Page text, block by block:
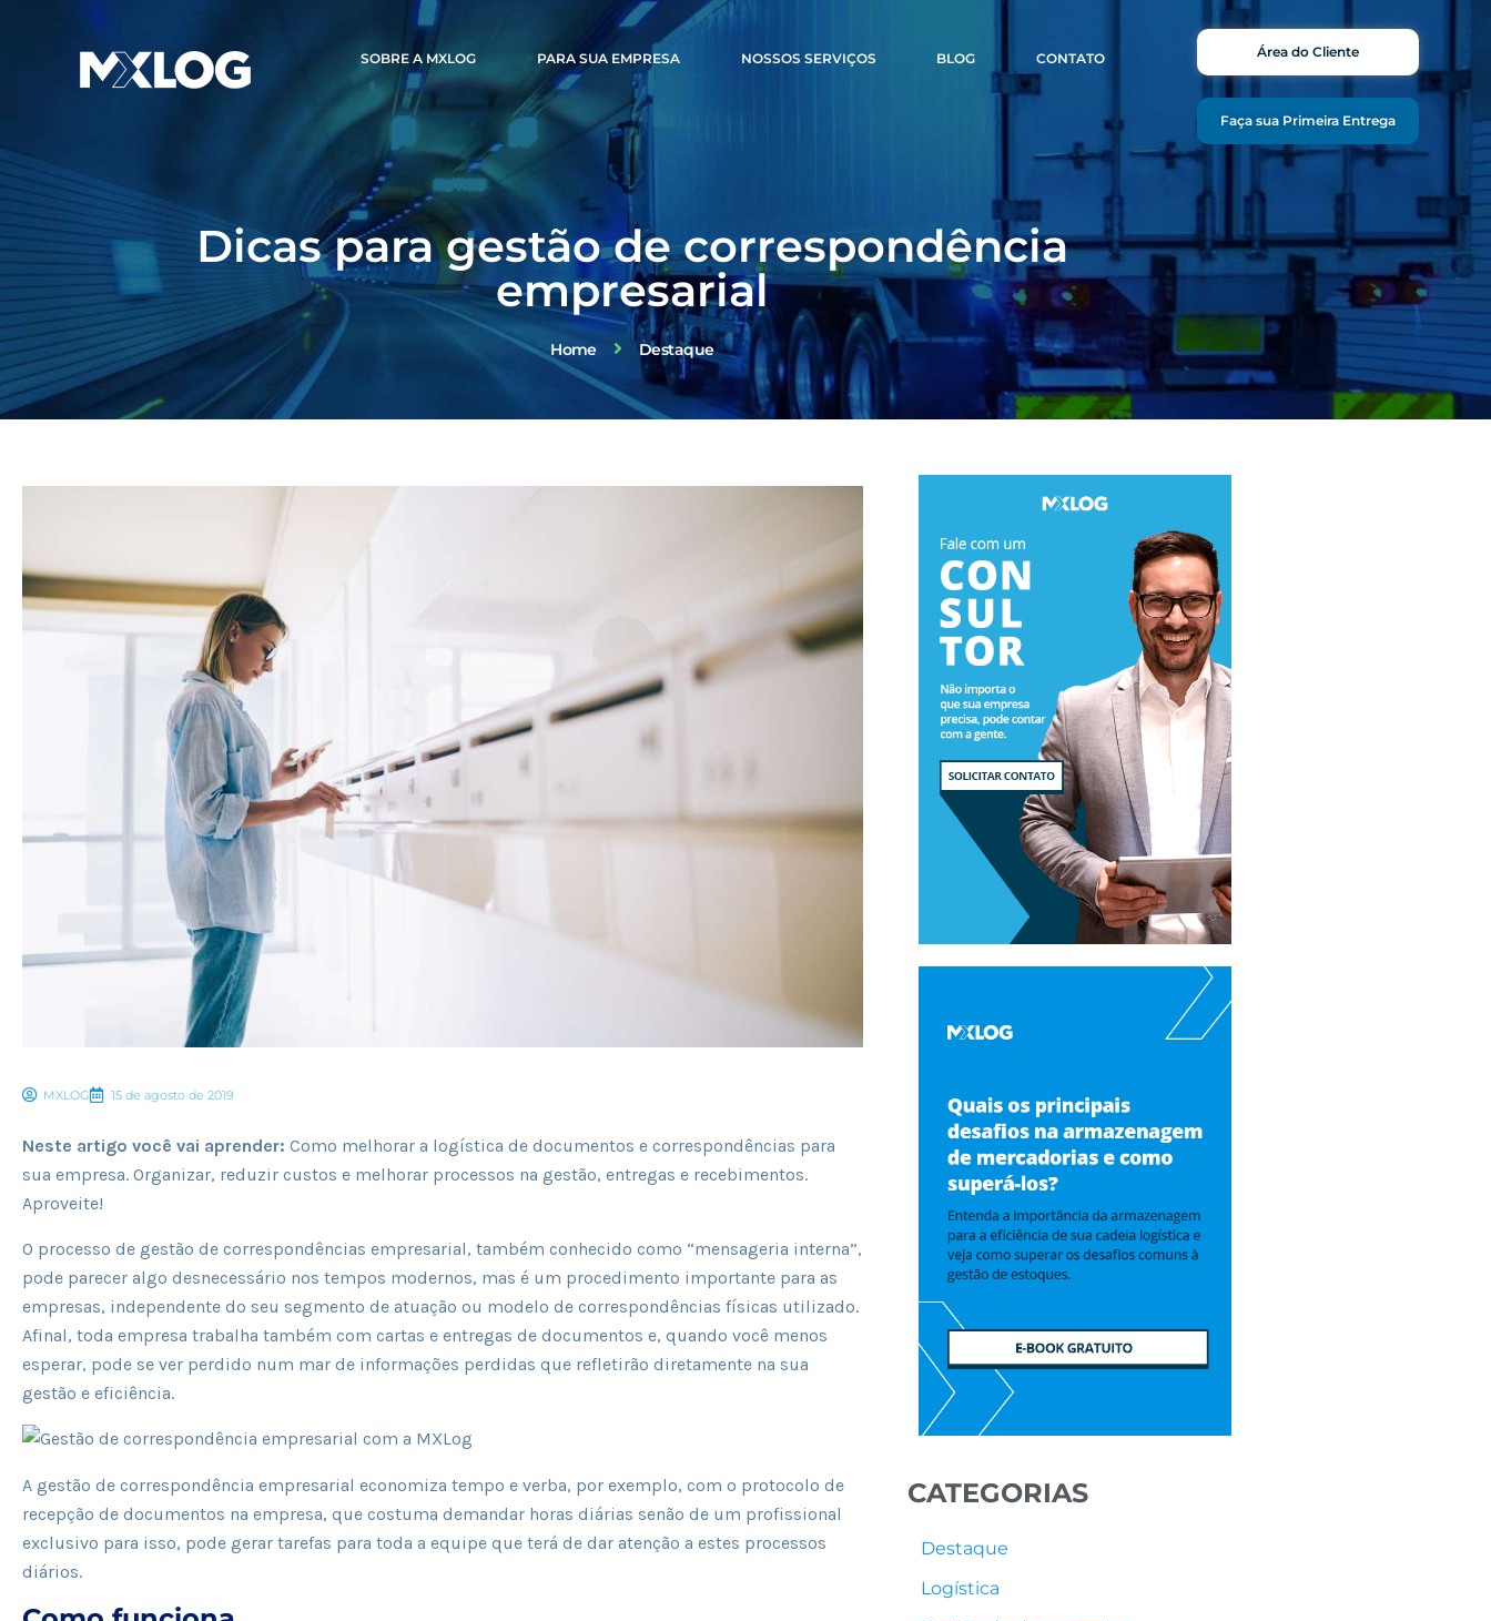
SOBRE A MXLOG PARA SUA EMPRESA NOSSOS SERVIÇOS BLOG CONTATO Área do Cliente
Faça sua Primeira Entrega
Dicas para gestão de correspondência
empresarial
Home Destaque
MXLOG 15 de agosto de 2019
Neste artigo você vai aprender: Como melhorar a logística de documentos e correspondências para
sua empresa. Organizar, reduzir custos e melhorar processos na gestão, entregas e recebimentos.
Aproveite!
O processo de gestão de correspondências empresarial, também conhecido como “mensageria interna”,
pode parecer algo desnecessário nos tempos modernos, mas é um procedimento importante para as
empresas, independente do seu segmento de atuação ou modelo de correspondências físicas utilizado.
Afinal, toda empresa trabalha também com cartas e entregas de documentos e, quando você menos
esperar, pode se ver perdido num mar de informações perdidas que refletirão diretamente na sua
gestão e eficiência.
A gestão de correspondência empresarial economiza tempo e verba, por exemplo, com o protocolo de
recepção de documentos na empresa, que costuma demandar horas diárias senão de um profissional
exclusivo para isso, pode gerar tarefas para toda a equipe que terá de dar atenção a estes processos
diários.
CATEGORIAS
Destaque
Logística